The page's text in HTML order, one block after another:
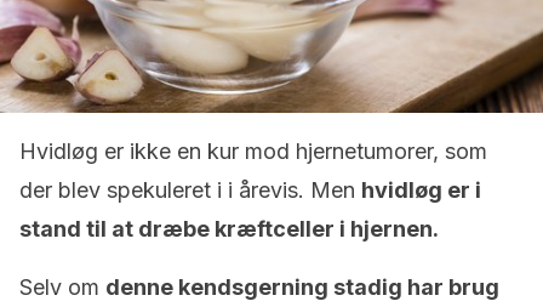
Hvidløg er ikke en kur mod hjernetumorer, som
der blev spekuleret i i årevis. Men hvidløg er i
stand til at dræbe kræftceller i hjernen.
Selv om denne kendsgerning stadig har brug